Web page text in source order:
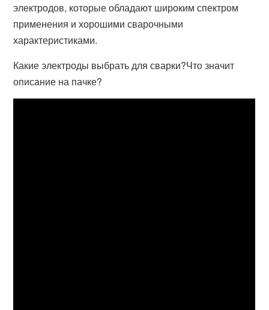
электродов, которые обладают широким спектром
применения и хорошими сварочными
характеристиками.
Какие электроды выбрать для сварки?Что значит
описание на пачке?